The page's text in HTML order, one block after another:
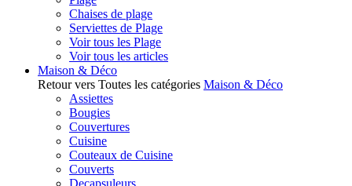
Chaises de plage
Serviettes de Plage
Voir tous les Plage
Voir tous les articles
Maison & Déco
Retour vers Toutes les catégories Maison & Déco
Assiettes
Bougies
Couvertures
Cuisine
Couteaux de Cuisine
Couverts
Decapsuleurs